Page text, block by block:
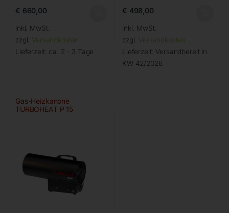
€ 660,00
inkl. MwSt.
zzgl. Versandkosten
Lieferzeit: ca. 2 - 3 Tage
€ 498,00
inkl. MwSt.
zzgl. Versandkosten
Lieferzeit: Versandbereit in
KW 42/2026
Gas-Heizkanone
TURBOHEAT P 15